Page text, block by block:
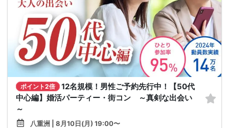
ポイント2倍
12名規模！男性ご予約先行中！【50代
中心編】婚活パーティー・街コン ～真剣な出会い
～
八重洲 | 8月10日(月) 19:00〜